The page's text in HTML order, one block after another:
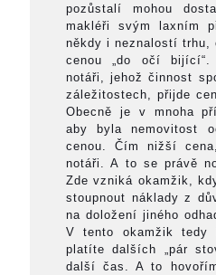
pozůstalí mohou
makléři svým laxním
někdy i neznalostí trhu,
cenou „do očí
notáři, jehož činnost
záležitostech, přijde
Obecně je v mnoha
aby byla nemovitost
cenou. Čím nižší
notáři. A to se právě
Zde vzniká okamžik,
stoupnout náklady z
na doložení jiného
V tento okamžik tedy
platíte dalších „pár
další čas. A to